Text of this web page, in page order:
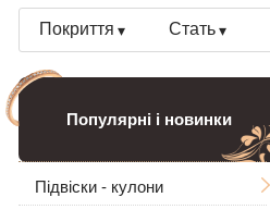
Покриття Стать
Популярні і новинки
Підвіски - кулони